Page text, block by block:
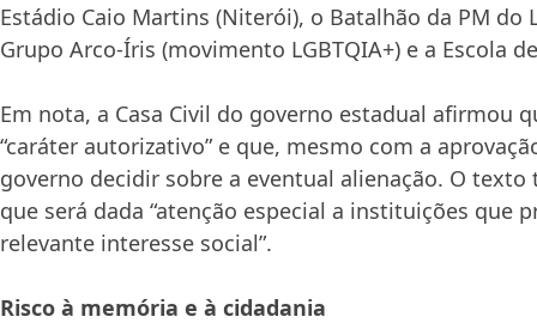
Estádio Caio Martins (Niterói), o Batalhão da PM do
Grupo Arco-Íris (movimento LGBTQIA+) e a Escola
Em nota, a Casa Civil do governo estadual afirmou
“caráter autorizativo” e que, mesmo com a
governo decidir sobre a eventual alienação. O texto
que será dada “atenção especial a instituições que
relevante interesse social”.
Risco à memória e à cidadania